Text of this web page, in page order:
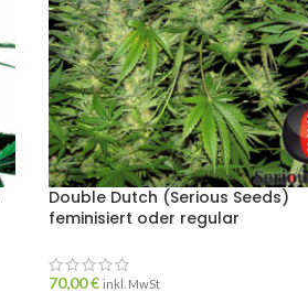
Double Dutch (Serious Seeds)
feminisiert oder regular
70,00€ inkl. MwSt